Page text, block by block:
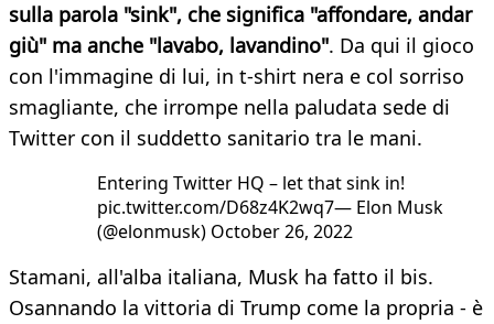
sulla parola "sink", che significa "affondare, andar
giù" ma anche "lavabo, lavandino". Da qui il gioco
con l'immagine di lui, in t-shirt nera e col sorriso
smagliante, che irrompe nella paludata sede di
Twitter con il suddetto sanitario tra le mani.
Entering Twitter HQ – let that sink in!
pic.twitter.com/D68z4K2wq7— Elon Musk
(@elonmusk) October 26, 2022
Stamani, all'alba italiana, Musk ha fatto il bis.
Osannando la vittoria di Trump come la propria - è